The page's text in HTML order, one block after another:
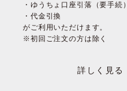
・ゆうちょ口座引落（要手続）
・代金引換
がご利用いただけます。
※初回ご注文の方は除く
詳しく見る